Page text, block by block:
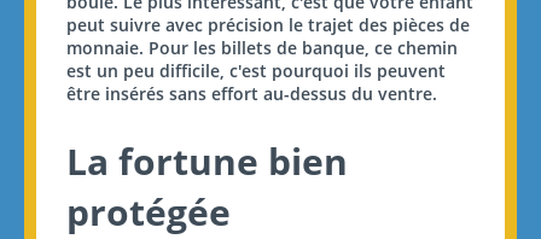
peut suivre avec précision le trajet des pièces de
monnaie. Pour les billets de banque, ce chemin
est un peu difficile, c'est pourquoi ils peuvent
être insérés sans effort au-dessus du ventre.
La fortune bien
protégée